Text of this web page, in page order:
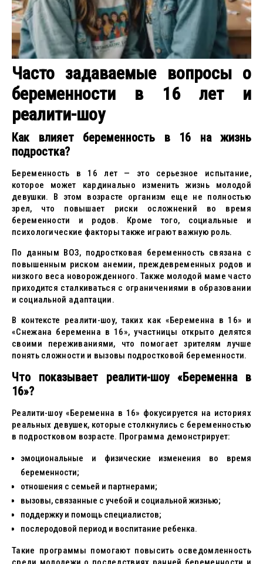
Часто задаваемые вопросы о
беременности в 16 лет и
реалити-шоу
Как влияет беременность в 16 на жизнь
подростка?
Беременность в 16 лет — это серьезное испытание,
которое может кардинально изменить жизнь молодой
девушки. В этом возрасте организм еще не полностью
зрел, что повышает риски осложнений во время
беременности и родов. Кроме того, социальные и
психологические факторы также играют важную роль.
По данным ВОЗ, подростковая беременность связана с
повышенным риском анемии, преждевременных родов и
низкого веса новорожденного. Также молодой маме часто
приходится сталкиваться с ограничениями в образовании
и социальной адаптации.
В контексте реалити-шоу, таких как «Беременна в 16» и
«Снежана беременна в 16», участницы открыто делятся
своими переживаниями, что помогает зрителям лучше
понять сложности и вызовы подростковой беременности.
Что показывает реалити-шоу «Беременна в
16»?
Реалити-шоу «Беременна в 16» фокусируется на историях
реальных девушек, которые столкнулись с беременностью
в подростковом возрасте. Программа демонстрирует:
эмоциональные и физические изменения во время
беременности;
отношения с семьей и партнерами;
вызовы, связанные с учебой и социальной жизнью;
поддержку и помощь специалистов;
послеродовой период и воспитание ребенка.
Такие программы помогают повысить осведомленность